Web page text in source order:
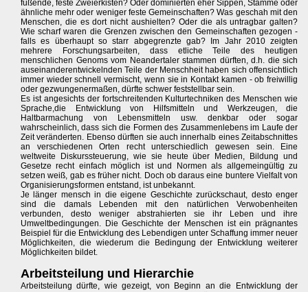
fußende, feste Zweierkisten? Oder dominierten eher Sippen, Stämme oder
ähnliche mehr oder weniger feste Gemeinschaften? Was geschah mit den
Menschen, die es dort nicht aushielten? Oder die als untragbar galten?
Wie scharf waren die Grenzen zwischen den Gemeinschaften gezogen -
falls es überhaupt so starr abgegrenzte gab? Im Jahr 2010 zeigten
mehrere Forschungsarbeiten, dass etliche Teile des heutigen
menschlichen Genoms vom Neandertaler stammen dürften, d.h. die sich
auseinanderentwickelnden Teile der Menschheit haben sich offensichtlich
immer wieder schnell vermischt, wenn sie in Kontakt kamen - ob freiwillig
oder gezwungenermaßen, dürfte schwer feststellbar sein.
Es ist angesichts der fortschreitenden Kulturtechniken des Menschen wie
Sprache,die Entwicklung von Hilfsmitteln und Werkzeugen, die
Haltbarmachung von Lebensmitteln usw. denkbar oder sogar
wahrscheinlich, dass sich die Formen des Zusammenlebens im Laufe der
Zeit veränderten. Ebenso dürften sie auch innerhalb eines Zeitabschnittes
an verschiedenen Orten recht unterschiedlich gewesen sein. Eine
weltweite Diskurssteuerung, wie sie heute über Medien, Bildung und
Gesetze recht einfach möglich ist und Normen als allgemeingültig zu
setzen weiß, gab es früher nicht. Doch ob daraus eine buntere Vielfalt von
Organisierungsformen entstand, ist unbekannt.
Je länger mensch in die eigene Geschichte zurückschaut, desto enger
sind die damals Lebenden mit den natürlichen Verwobenheiten
verbunden, desto weniger abstrahierten sie ihr Leben und ihre
Umweltbedingungen. Die Geschichte der Menschen ist ein prägnantes
Beispiel für die Entwicklung des Lebendigen unter Schaffung immer neuer
Möglichkeiten, die wiederum die Bedingung der Entwicklung weiterer
Möglichkeiten bildet.
Arbeitsteilung und Hierarchie
Arbeitsteilung dürfte, wie gezeigt, von Beginn an die Entwicklung der